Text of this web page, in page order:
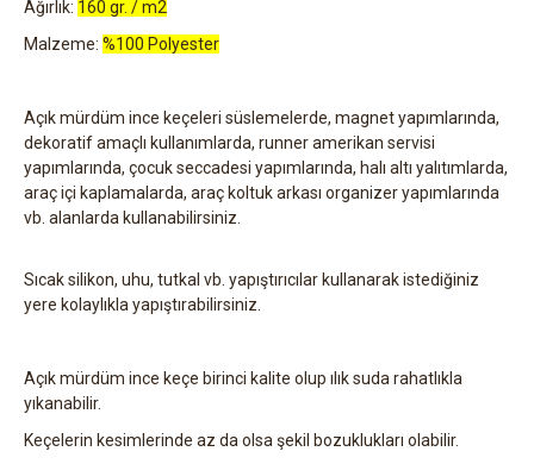
Ağırlık: 160 gr. / m2
Malzeme: %100 Polyester
Açık mürdüm ince keçeleri süslemelerde, magnet yapımlarında,
dekoratif amaçlı kullanımlarda, runner amerikan servisi
yapımlarında, çocuk seccadesi yapımlarında, halı altı yalıtımlarda,
araç içi kaplamalarda, araç koltuk arkası organizer yapımlarında
vb. alanlarda kullanabilirsiniz.
Sıcak silikon, uhu, tutkal vb. yapıştırıcılar kullanarak istediğiniz
yere kolaylıkla yapıştırabilirsiniz.
Açık mürdüm ince keçe birinci kalite olup ılık suda rahatlıkla
yıkanabilir.
Keçelerin kesimlerinde az da olsa şekil bozuklukları olabilir.